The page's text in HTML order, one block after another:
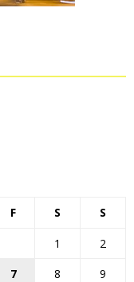
F S S
1
2
7 8
9